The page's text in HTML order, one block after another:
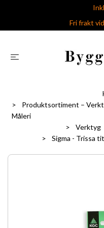
Fri frakt
Produktsortiment –
Måleri
Verktyg
Sigma - Trissa